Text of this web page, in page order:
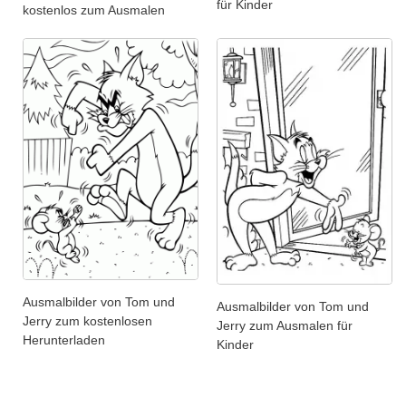
kostenlos zum Ausmalen für Kinder
Ausmalbilder von Tom und
Jerry zum kostenlosen
Herunterladen
Ausmalbilder von Tom und
Jerry zum Ausmalen für
Kinder